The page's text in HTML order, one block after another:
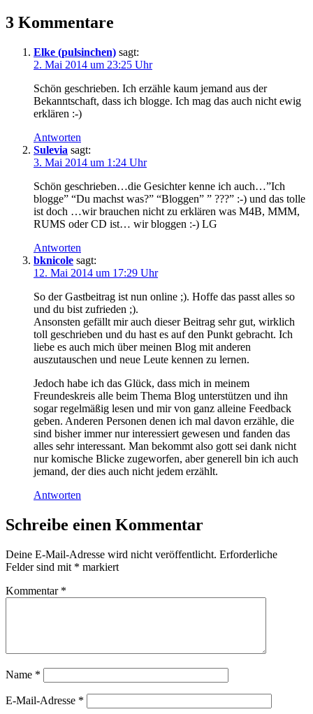
3 Kommentare
Elke (pulsinchen) sagt:
2. Mai 2014 um 23:25 Uhr
Schön geschrieben. Ich erzähle kaum jemand aus der
Bekanntschaft, dass ich blogge. Ich mag das auch nicht ewig
erklären :-)
Antworten
Sulevia sagt:
3. Mai 2014 um 1:24 Uhr
Schön geschrieben…die Gesichter kenne ich auch…”Ich
blogge” “Du machst was?” “Bloggen” ” ???” :-) und das tolle
ist doch …wir brauchen nicht zu erklären was M4B, MMM,
RUMS oder CD ist… wir bloggen :-) LG
Antworten
bknicole sagt:
12. Mai 2014 um 17:29 Uhr
So der Gastbeitrag ist nun online ;). Hoffe das passt alles so
und du bist zufrieden ;).
Ansonsten gefällt mir auch dieser Beitrag sehr gut, wirklich
toll geschrieben und du hast es auf den Punkt gebracht. Ich
liebe es auch mich über meinen Blog mit anderen
auszutauschen und neue Leute kennen zu lernen.
Jedoch habe ich das Glück, dass mich in meinem
Freundeskreis alle beim Thema Blog unterstützen und ihn
sogar regelmäßig lesen und mir von ganz alleine Feedback
geben. Anderen Personen denen ich mal davon erzähle, die
sind bisher immer nur interessiert gewesen und fanden das
alles sehr interessant. Man bekommt also gott sei dank nicht
nur komische Blicke zugeworfen, aber generell bin ich auch
jemand, der dies auch nicht jedem erzählt.
Antworten
Schreibe einen Kommentar
Deine E-Mail-Adresse wird nicht veröffentlicht. Erforderliche
Felder sind mit * markiert
Kommentar *
Name *
E-Mail-Adresse *